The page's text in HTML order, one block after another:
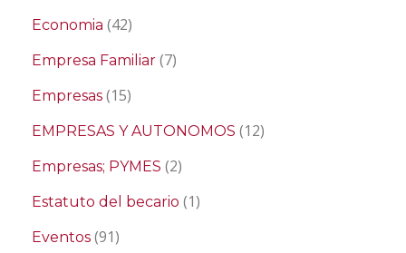
Economia (42)
Empresa Familiar (7)
Empresas (15)
EMPRESAS Y AUTONOMOS (12)
Empresas; PYMES (2)
Estatuto del becario (1)
Eventos (91)